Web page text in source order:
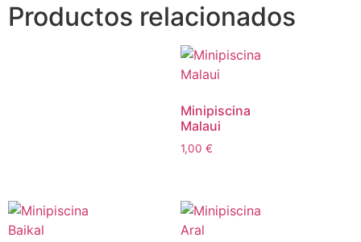
Productos relacionados
Minipiscina
Malaui
1,00 €